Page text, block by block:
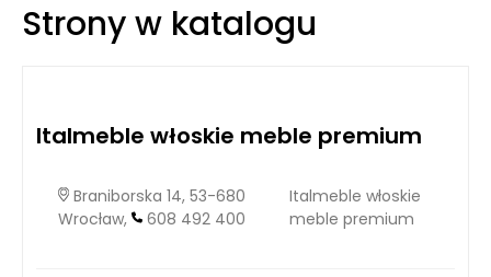
życia, które w połączeniu mogą przynieść znaczną ulgę.
Strony w katalogu
Italmeble włoskie meble premium
Braniborska 14, 53-680
Wrocław,
608 492 400
Italmeble włoskie
meble premium